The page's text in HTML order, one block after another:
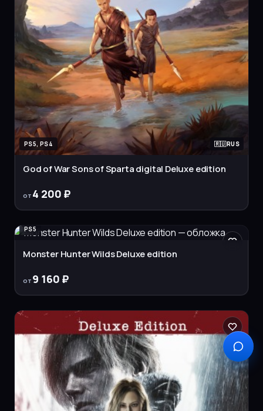
PS5, PS4 RUS
God of War Sons of Sparta digital Deluxe edition
от 4 200 ₽
PS5
Monster Hunter Wilds Deluxe edition
от 9 160 ₽